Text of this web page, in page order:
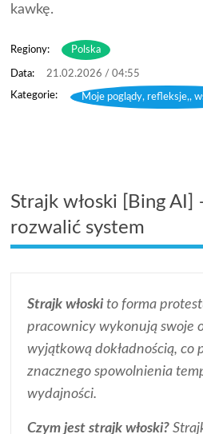
kawkę.
Regiony: Polska
21.02.2026 / 04:55
Moje poglądy, refleksje,,
Strajk włoski [Bing AI]
rozwalić system
Strajk włoskito forma
pracownicy wykonują swoje
wyjątkową dokładnością, co
znacznego spowolnienia
wydajności.
Czym jest strajk włoski?